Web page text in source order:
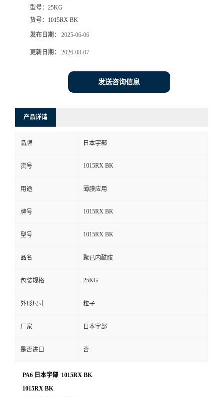
型号： 25KG
货号： 1015RX BK
发布日期： 2025-06-06
更新日期： 2026-08-07
发送咨询信息
产品详请
品牌 日本宇部
货号 1015RX BK
用途 薄膜应用
牌号 1015RX BK
型号 1015RX BK
品名 聚已内酰胺
包装规格 25KG
外形尺寸 粒子
厂家 日本宇部
是否进口 否
PA6 日本宇部 1015RX BK
1015RX BK